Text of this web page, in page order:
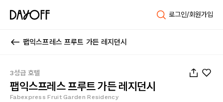
로그인/회원가입
팹익스프레스 프루트 가든 레지던시
3성급 호텔
팹익스프레스 프루트 가든 레지던시
Fabexpress Fruit Garden Residency